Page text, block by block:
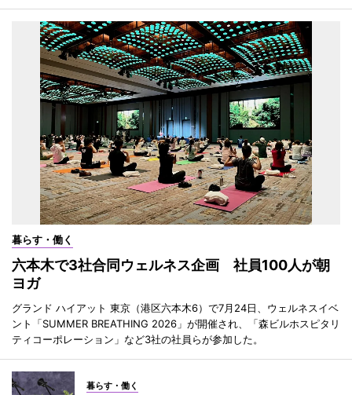
暮らす・働く
六本木で3社合同ウェルネス企画 社員100人が朝
ヨガ
グランド ハイアット 東京（港区六本木6）で7月24日、ウェルネスイベ
ント「SUMMER BREATHING 2026」が開催され、「森ビルホスピタリ
ティコーポレーション」など3社の社員らが参加した。
暮らす・働く